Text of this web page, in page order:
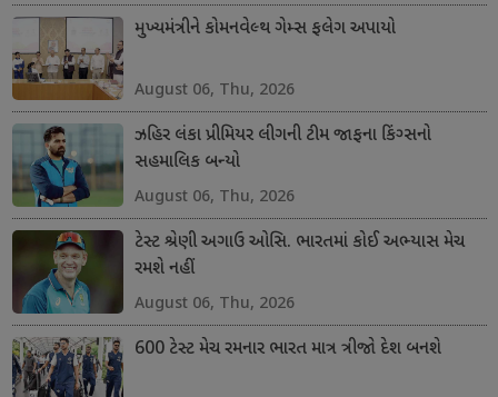
મુખ્યમંત્રીને કોમનવેલ્થ ગેમ્સ ફલેગ અપાયો
August 06, Thu, 2026
ઝહિર લંકા પ્રીમિયર લીગની ટીમ જાફના કિંગ્સનો
સહમાલિક બન્યો
August 06, Thu, 2026
ટેસ્ટ શ્રેણી અગાઉ ઓસિ. ભારતમાં કોઈ અભ્યાસ મેચ
રમશે નહીં
August 06, Thu, 2026
600 ટેસ્ટ મેચ રમનાર ભારત માત્ર ત્રીજો દેશ બનશે